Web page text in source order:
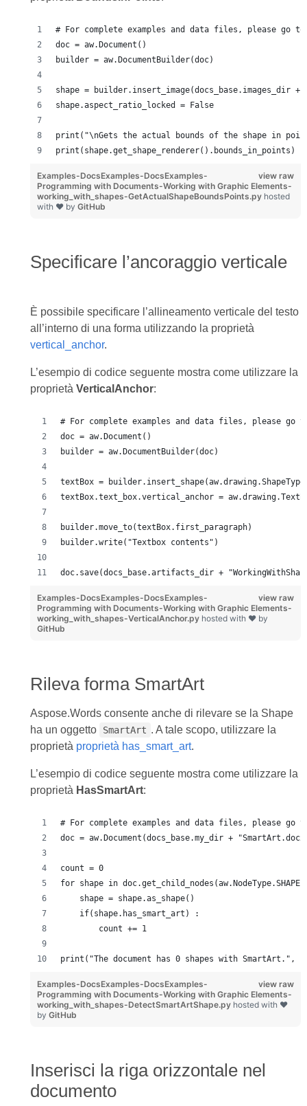
# For complete examples and data files, please go to
doc = aw.Document()
builder = aw.DocumentBuilder(doc)
shape = builder.insert_image(docs_base.images_dir +
shape.aspect_ratio_locked = False
print("\nGets the actual bounds of the shape in
print(shape.get_shape_renderer().bounds_in_points)
view raw
Examples-DocsExamples-DocsExamples-
Programming with Documents-Working with Graphic Elements-
working_with_shapes-GetActualShapeBoundsPoints.py hosted
with ❤ by GitHub
Specificare l’ancoraggio verticale
È possibile specificare l’allineamento verticale del testo
all’interno di una forma utilizzando la proprietà
vertical_anchor.
L’esempio di codice seguente mostra come utilizzare la
proprietà VerticalAnchor:
# For complete examples and data files, please go
doc = aw.Document()
builder = aw.DocumentBuilder(doc)
textBox =
textBox.text_box.vertical_anchor =
builder.move_to(textBox.first_paragraph)
builder.write("Textbox contents")
doc.save(docs_base.artifacts_dir +
view raw
Examples-DocsExamples-DocsExamples-
Programming with Documents-Working with Graphic Elements-
working_with_shapes-VerticalAnchor.py hosted with ❤ by
GitHub
Rileva forma SmartArt
Aspose.Words consente anche di rilevare se la Shape
ha un oggetto
SmartArt . A tale scopo, utilizzare la
proprietà proprietà has_smart_art.
L’esempio di codice seguente mostra come utilizzare la
proprietà HasSmartArt:
# For complete examples and data files, please go
doc = aw.Document(docs_base.my_dir +
count = 0
for shape in
    shape = shape.as_shape()
    if(shape.has_smart_art) :
        count += 1
print("The document has 0 shapes with SmartArt.",
view raw
Examples-DocsExamples-DocsExamples-
Programming with Documents-Working with Graphic Elements-
working_with_shapes-DetectSmartArtShape.py hosted with ❤
by GitHub
Inserisci la riga orizzontale nel
documento